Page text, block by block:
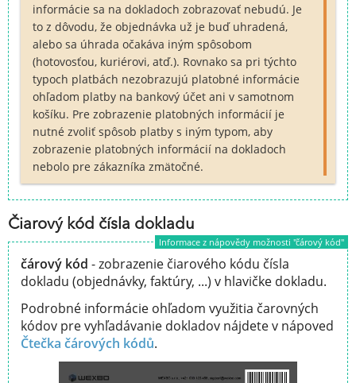
informácie sa na dokladoch zobrazovať nebudú. Je
to z dôvodu, že objednávka už je buď uhradená,
alebo sa úhrada očakáva iným spôsobom
(hotovosťou, kuriérovi, atď.). Rovnako sa pri týchto
typoch platbách nezobrazujú platobné informácie
ohľadom platby na bankový účet ani v samotnom
košíku. Pre zobrazenie platobných informácií je
nutné zvoliť spôsob platby s iným typom, aby
zobrazenie platobných informácií na dokladoch
nebolo pre zákazníka zmätočné.
Čiarový kód čísla dokladu
Informace z nápovědy možnosti "čárový kód"
čárový kód - zobrazenie čiarového kódu čísla
dokladu (objednávky, faktúry, ...) v hlavičke dokladu.
Podrobné informácie ohľadom využitia čarovných
kódov pre vyhľadávanie dokladov nájdete v nápoved
Čtečka čárových kódů.